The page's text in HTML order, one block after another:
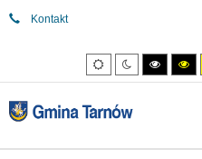
Kontakt
Tryb
domyślny
Tryb
nocny
Tryb